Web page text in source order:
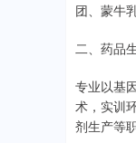
团、蒙牛
二、药品
专业以基
术，实训
剂生产等